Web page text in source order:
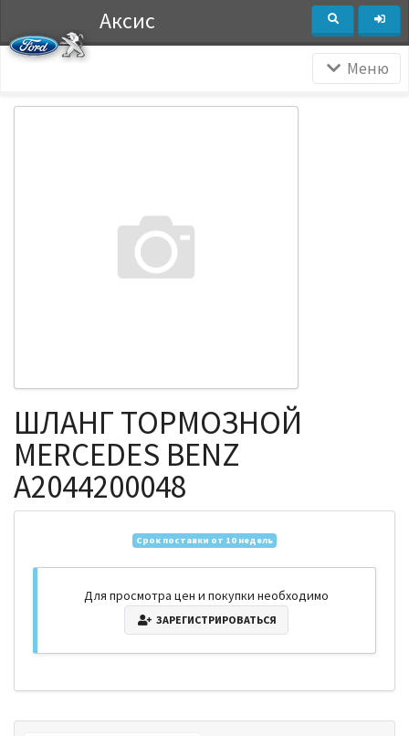
Аксис
Меню
ШЛАНГ ТОРМОЗНОЙ
MERCEDES BENZ
A2044200048
Срок поставки от 10 недель
Для просмотра цен и покупки необходимо
ЗАРЕГИСТРИРОВАТЬСЯ